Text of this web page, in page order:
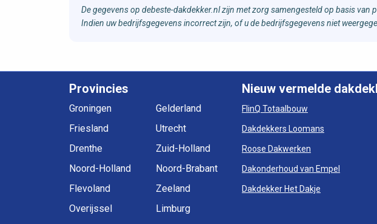
De gegevens op debeste-dakdekker.nl zijn met zorg samengesteld op basis
Indien uw bedrijfsgegevens incorrect zijn, of u de bedrijfsgegevens niet
Provincies
Groningen
Friesland
Drenthe
Noord-Holland
Flevoland
Overijssel
Gelderland
Utrecht
Zuid-Holland
Noord-Brabant
Zeeland
Limburg
Nieuw vermelde
FlinQ Totaalbouw
Dakdekkers Loomans
Roose Dakwerken
Dakonderhoud van Empel
Dakdekker Het Dakje